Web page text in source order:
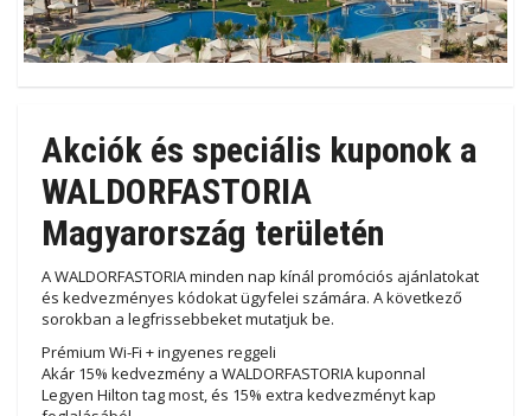
Akciók és speciális kuponok a
WALDORFASTORIA
Magyarország területén
A WALDORFASTORIA minden nap kínál promóciós ajánlatokat
és kedvezményes kódokat ügyfelei számára. A következő
sorokban a legfrissebbeket mutatjuk be.
Prémium Wi-Fi + ingyenes reggeli
Akár 15% kedvezmény a WALDORFASTORIA kuponnal
Legyen Hilton tag most, és 15% extra kedvezményt kap